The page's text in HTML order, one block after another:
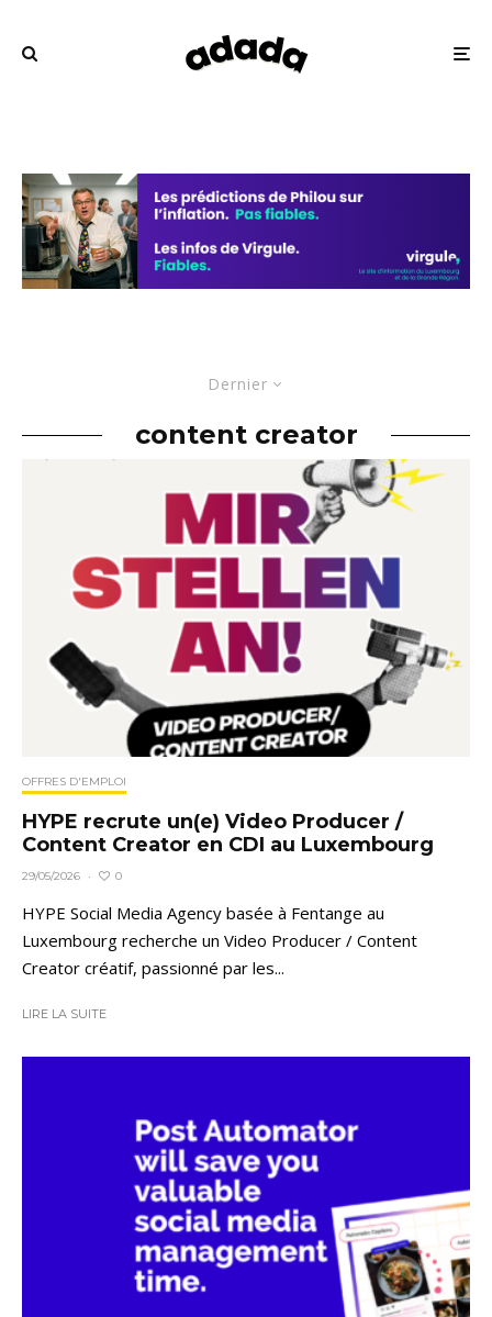
Dernier
content creator
OFFRES D'EMPLOI
HYPE recrute un(e) Video Producer /
Content Creator en CDI au Luxembourg
29/05/2026 · 0
HYPE Social Media Agency basée à Fentange au
Luxembourg recherche un Video Producer / Content
Creator créatif, passionné par les...
LIRE LA SUITE